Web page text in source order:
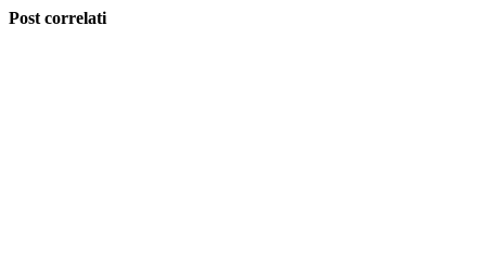
Post correlati